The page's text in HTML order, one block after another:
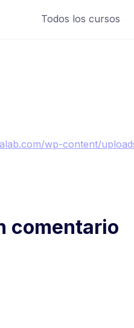
Todos los cursos
wp-content/
comentario